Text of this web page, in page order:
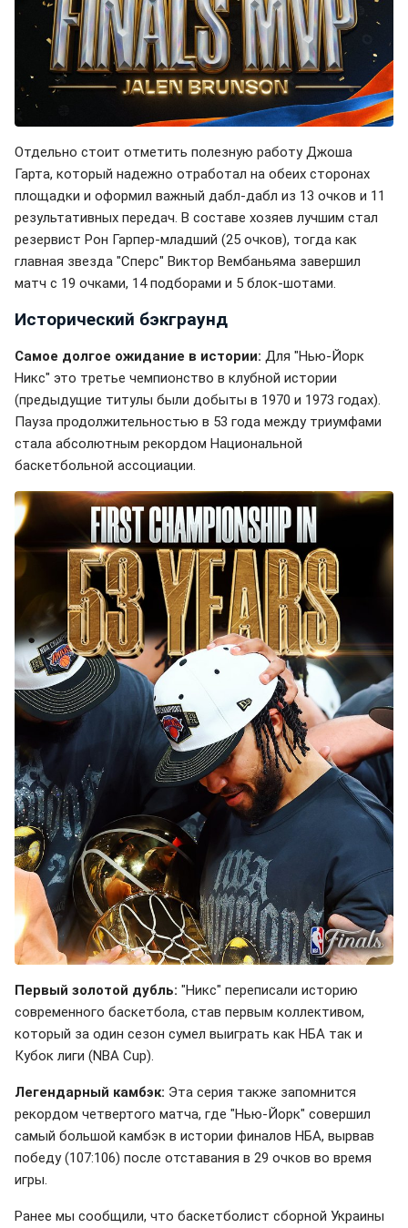
Отдельно стоит отметить полезную работу Джоша
Гарта, который надежно отработал на обеих сторонах
площадки и оформил важный дабл-дабл из 13 очков и 11
результативных передач. В составе хозяев лучшим стал
резервист Рон Гарпер-младший (25 очков), тогда как
главная звезда "Сперс" Виктор Вембаньяма завершил
матч с 19 очками, 14 подборами и 5 блок-шотами.
Исторический бэкграунд
Самое долгое ожидание в истории: Для "Нью-Йорк
Никс" это третье чемпионство в клубной истории
(предыдущие титулы были добыты в 1970 и 1973 годах).
Пауза продолжительностью в 53 года между триумфами
стала абсолютным рекордом Национальной
баскетбольной ассоциации.
Первый золотой дубль: "Никс" переписали историю
современного баскетбола, став первым коллективом,
который за один сезон сумел выиграть как НБА так и
Кубок лиги (NBA Cup).
Легендарный камбэк: Эта серия также запомнится
рекордом четвертого матча, где "Нью-Йорк" совершил
самый большой камбэк в истории финалов НБА, вырвав
победу (107:106) после отставания в 29 очков во время
игры.
Ранее мы сообщили, что баскетболист сборной Украины